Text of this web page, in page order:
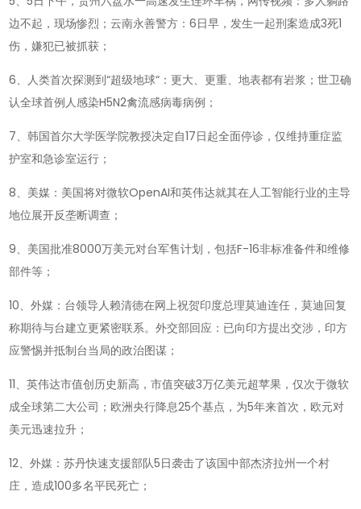
边不起，现场惨烈；云南永善警方：6日早，发生一起刑案造成3死1
伤，嫌犯已被抓获；
6、人类首次探测到“超级地球“：更大、更重、地表都有岩浆；世卫确
认全球首例人感染H5N2禽流感病毒病例；
7、韩国首尔大学医学院教授决定自17日起全面停诊，仅维持重症监
护室和急诊室运行；
8、美媒：美国将对微软OpenAI和英伟达就其在人工智能行业的主导
地位展开反垄断调查；
9、美国批准8000万美元对台军售计划，包括F-16非标准备件和维修
部件等；
10、外媒：台领导人赖清德在网上祝贺印度总理莫迪连任，莫迪回复
称期待与台建立更紧密联系。外交部回应：已向印方提出交涉，印方
应警惕并抵制台当局的政治图谋；
11、英伟达市值创历史新高，市值突破3万亿美元超苹果，仅次于微软
成全球第二大公司；欧洲央行降息25个基点，为5年来首次，欧元对
美元迅速拉升；
12、外媒：苏丹快速支援部队5日袭击了该国中部杰济拉州一个村
庄，造成100多名平民死亡；